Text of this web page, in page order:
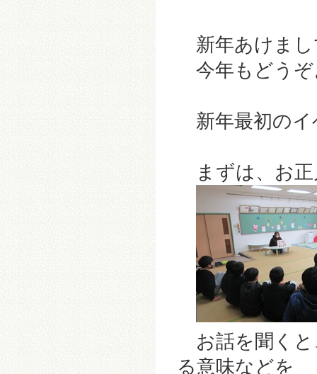
新年あけまし
今年もどうぞ
新年最初のイ
まずは、お正
お話を聞くと
る意味などを